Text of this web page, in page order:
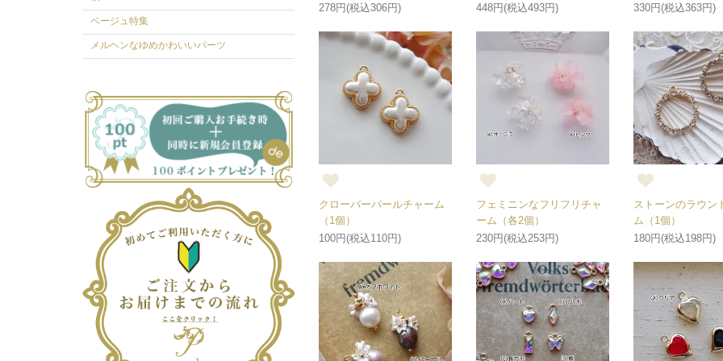
278円(税込306円) 448円(税込493円) 330円(税込363円)
クローバーパールチャーム
（1個）
100円(税込110円)
フェミニンなフリフリチャ
ーム（各2個）
230円(税込253円)
ストーンのラウン
ム（1個）
180円(税込198円)
ベージュ特集
メルヘンなゆめかわいいパーツ